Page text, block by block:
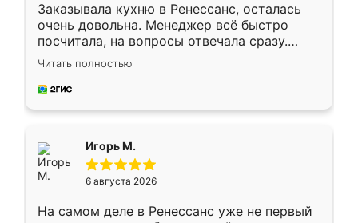
Заказывала кухню в Ренессанс, осталась
очень довольна. Менеджер всё быстро
посчитала, на вопросы отвечала сразу.
Замерщик приехал в субботу, подошёл к
делу со всей ответственностью. Собрали
за день, ребята работали аккуратно, даже
Читать полностью
Игорь М.
6 августа 2026
На самом деле в Ренессанс уже не первый